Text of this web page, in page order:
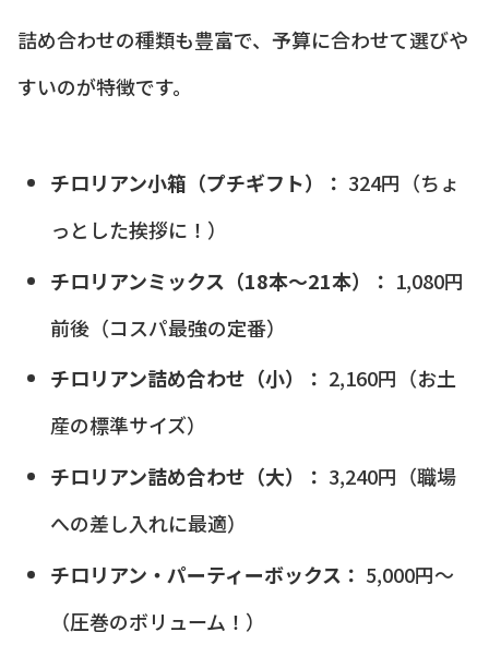
詰め合わせの種類も豊富で、予算に合わせて選びや
すいのが特徴です。
チロリアン小箱（プチギフト）： 324円（ちょ
っとした挨拶に！）
チロリアンミックス（18本〜21本）： 1,080円
前後（コスパ最強の定番）
チロリアン詰め合わせ（小）： 2,160円（お土
産の標準サイズ）
チロリアン詰め合わせ（大）： 3,240円（職場
への差し入れに最適）
チロリアン・パーティーボックス： 5,000円〜
（圧巻のボリューム！）